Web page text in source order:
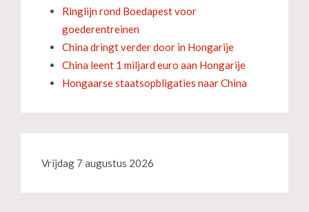
Ringlijn rond Boedapest voor
goederentreinen
China dringt verder door in Hongarije
China leent 1 miljard euro aan Hongarije
Hongaarse staatsopbligaties naar China
Vrijdag 7 augustus 2026